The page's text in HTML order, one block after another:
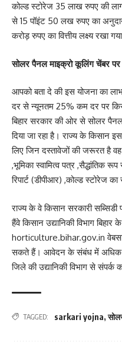
कोल्ड स्टोरेज 35 लाख रुपए की
से 15 पॉइंट 50 लख रुपए का
करोड़ रुपए का वित्तीय लक्ष्य रखा
सोलर पैनल माइक्रो कूलिंग चेंबर पर
आपको बता दे की इस योजना का
दर से न्यूनतम 25% कम दर पर
बिहार सरकार की ओर से सोलर
दिया जा रहा है। राज्य के
लिए जिन दस्तावेजों की जरूरत है
,भूमिका स्वामित्व पत्र ,सैद्धांतिक
रिपार्ट (डीपीआर) ,कोल्ड स्टोरेज
राज्य के वे किसान सरकारी
हैंवे किसान उद्यानिकी विभाग
horticulture.bihar.gov.in
सकते हैं। आवेदन के संबंध में अधिक
जिले की उद्यानिकी विभाग से
TAGGED: sarkari yojna,